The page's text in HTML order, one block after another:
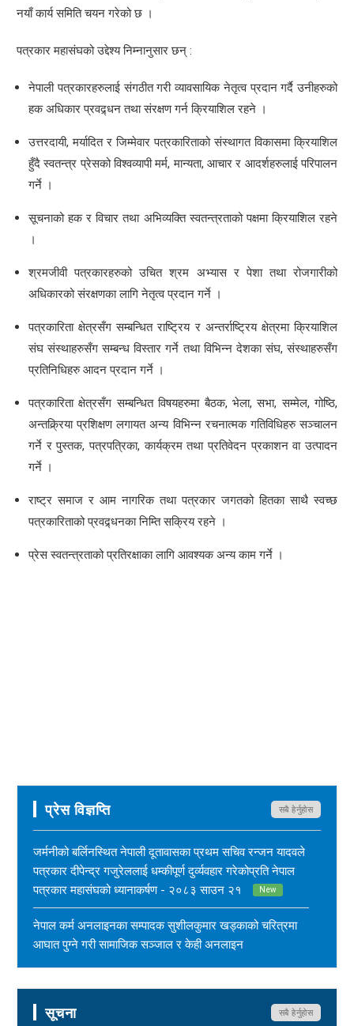
नयाँ कार्य समिति चयन गरेको छ ।
पत्रकार महासंघको उद्देश्य निम्नानुसार छन् :
नेपाली पत्रकारहरुलाई संगठीत गरी व्यावसायिक नेतृत्व प्रदान गर्दै उनीहरुको
हक अधिकार प्रवद्र्धन तथा संरक्षण गर्न क्रियाशिल रहने ।
उत्तरदायी, मर्यादित र जिम्मेवार पत्रकारिताको संस्थागत विकासमा क्रियाशिल
हुँदै स्वतन्त्र प्रेसको विश्वव्यापी मर्म, मान्यता, आचार र आदर्शहरुलाई परिपालन
गर्ने ।
सूचनाको हक र विचार तथा अभिव्यक्ति स्वतन्त्रताको पक्षमा क्रियाशिल रहने
।
श्रमजीवी पत्रकारहरुको उचित श्रम अभ्यास र पेशा तथा रोजगारीको
अधिकारको संरक्षणका लागि नेतृत्व प्रदान गर्ने ।
पत्रकारिता क्षेत्रसँग सम्बन्धित राष्ट्रिय र अन्तर्राष्ट्रिय क्षेत्रमा क्रियाशिल
संघ संस्थाहरुसँग सम्बन्ध विस्तार गर्ने तथा विभिन्न देशका संघ, संस्थाहरुसँग
प्रतिनिधिहरु आदन प्रदान गर्ने ।
पत्रकारिता क्षेत्रसँग सम्बन्धित विषयहरुमा बैठक, भेला, सभा, सम्मेल, गोष्ठि,
अन्तक्र्रिया प्रशिक्षण लगायत अन्य विभिन्न रचनात्मक गतिविधिहरु सञ्चालन
गर्ने र पुस्तक, पत्रपत्रिका, कार्यक्रम तथा प्रतिवेदन प्रकाशन वा उत्पादन
गर्ने ।
राष्ट्र समाज र आम नागरिक तथा पत्रकार जगतको हितका साथै स्वच्छ
पत्रकारिताको प्रवद्र्धनका निम्ति सक्रिय रहने ।
प्रेस स्वतन्त्रताको प्रतिरक्षाका लागि आवश्यक अन्य काम गर्ने ।
प्रेस विज्ञप्ति सबै हेर्नुहोस
जर्मनीको बर्लिनस्थित नेपाली दूतावासका प्रथम सचिव रन्जन यादवले
पत्रकार दीपेन्द्र गजुरेललाई धम्कीपूर्ण दुर्व्यवहार गरेकोप्रति नेपाल
पत्रकार महासंघको ध्यानाकर्षण - २०८३ साउन २१
New
नेपाल कर्म अनलाइनका सम्पादक सुशीलकुमार खड्काको चरित्रमा
आघात पुग्ने गरी सामाजिक सञ्जाल र केही अनलाइन
महासंघ बैतडी शाखाका अध्यक्ष नरिदत्त बडुलाई पितृशोक परेको दुःखद्
सूचना सबै हेर्नुहोस